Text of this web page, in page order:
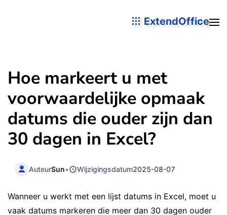
ExtendOffice
Hoe markeert u met
voorwaardelijke opmaak
datums die ouder zijn dan
30 dagen in Excel?
AuteurSun• Wijzigingsdatum2025-08-07
Wanneer u werkt met een lijst datums in Excel, moet u
vaak datums markeren die meer dan 30 dagen ouder